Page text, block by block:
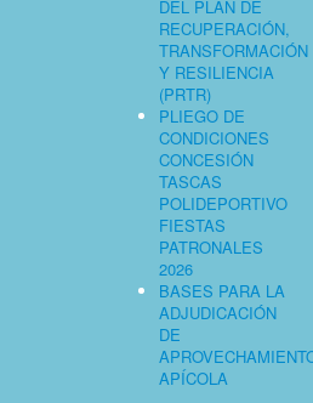
DEL PLAN DE
RECUPERACIÓN,
TRANSFORMACIÓN
Y RESILIENCIA
(PRTR)
PLIEGO DE
CONDICIONES
CONCESIÓN
TASCAS
POLIDEPORTIVO
FIESTAS
PATRONALES
2026
BASES PARA LA
ADJUDICACIÓN
DE
APÍCOLA